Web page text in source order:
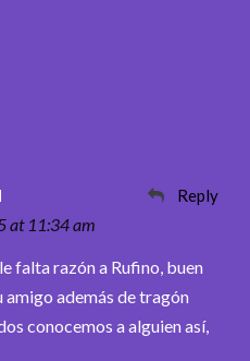
at 11:34 am
Reply
falta razón a Rufino, buen
amigo además de tragón
conocemos a alguien así,